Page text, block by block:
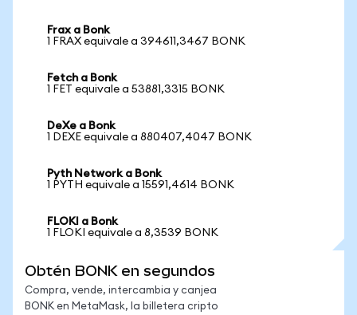
Frax a Bonk
1 FRAX equivale a 394611,3467 BONK
Fetch a Bonk
1 FET equivale a 53881,3315 BONK
DeXe a Bonk
1 DEXE equivale a 880407,4047 BONK
Pyth Network a Bonk
1 PYTH equivale a 15591,4614 BONK
FLOKI a Bonk
1 FLOKI equivale a 8,3539 BONK
Obtén BONK en segundos
Compra, vende, intercambia y canjea
BONK en MetaMask, la billetera cripto